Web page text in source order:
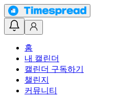
홈
내 캘린더
캘린더 구독하기
챌린지
커뮤니티